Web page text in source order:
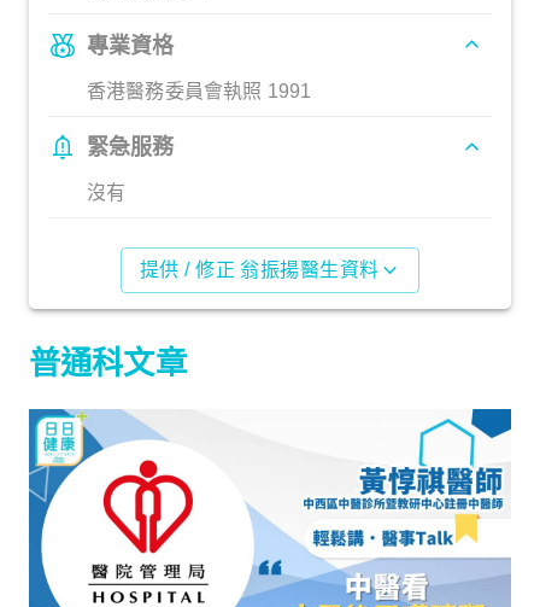
專業資格
香港醫務委員會執照 1991
緊急服務
沒有
提供 / 修正 翁振揚醫生資料
普通科文章